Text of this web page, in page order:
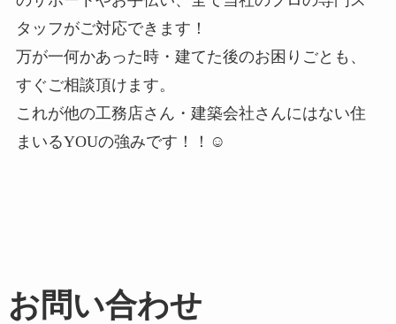
タッフがご対応できます！
万が一何かあった時・建てた後のお困りごとも、
すぐご相談頂けます。
これが他の工務店さん・建築会社さんにはない住
まいるYOUの強みです！！☺
お問い合わせ